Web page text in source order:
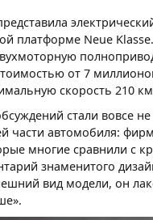
платформе Neue
от 7
скорость 210
стали вовсе
части автомобиля:
многие сравнили с
знаменитого
вид модели, он